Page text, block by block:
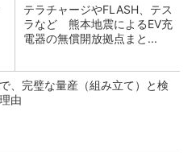
テラチャージやFLASH、テス
ラなど 熊本地震によるEV充
電器の無償開放拠点まと...
、完璧な量産（組み立て）と検
由